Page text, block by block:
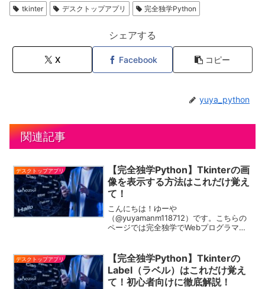
tkinter
デスクトップアプリ 完全独学Python
シェアする
X Facebook コピー
yuya_python
関連記事
デスクトップアプリ
【完全独学Python】Tkinterの画
像を表示する方法はこれだけ覚え
て！
こんにちは！ゆーや
（@yuyamanm118712）です。こちらの
ページでは完全独学でWebプログラマと
する方法をご紹介します！ゆーやTkinter
の基本的な使い...
デスクトップアプリ
【完全独学Python】Tkinterの
Label（ラベル）はこれだけ覚え
て！初心者向けに徹底解説！